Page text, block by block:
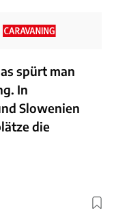
spürt man
In
Slowenien
die
Prokostane / Ecocamping